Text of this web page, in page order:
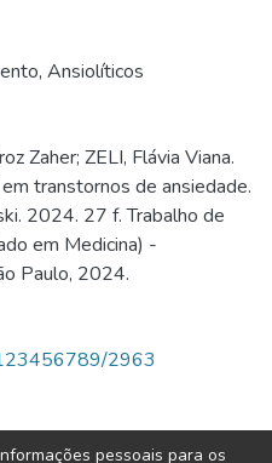
, Ansiolíticos
Zaher; ZELI, Flávia Viana.
transtornos de ansiedade.
2024. 27 f. Trabalho de
em Medicina) -
Paulo, 2024.
2963
pessoais para os